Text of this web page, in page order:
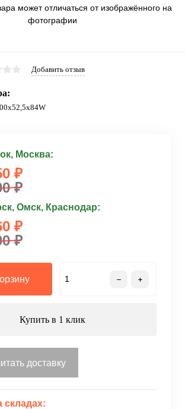
может отличаться от изображённого на
фотографии
Добавить отзыв
Москва:
₽
₽
Омск, Краснодар:
₽
₽
Купить в 1 клик
доставку
складах: